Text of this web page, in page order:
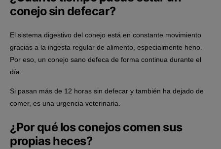
conejo sin defecar?
El sistema digestivo del conejo está en constante movimiento
gracias a la ingesta regular de alimento, especialmente heno.
Por eso, un conejo sano defeca de forma continua durante el
día.
Si pasan más de 12 horas sin defecar y también ha dejado de
comer, es una urgencia veterinaria
¿Por qué los conejos comen sus
propias heces?